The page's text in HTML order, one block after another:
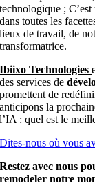
technologique ;
dans toutes les
lieux de travail, de
transformatrice.
Ibiixo Technologies
des services de
promettent de
anticipons la
l’IA : quel est le
Dites-nous où vous
Restez avec nous
remodeler notre